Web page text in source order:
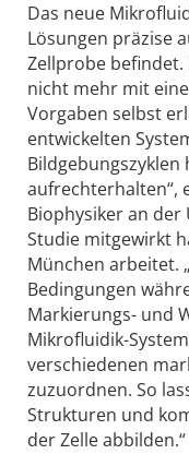
Das neue
Lösungen präzise
Zellprobe befindet.
nicht mehr mit
Vorgaben selbst
entwickelten
aufrechterhalten“,
Biophysiker an
Studie mitgewirkt
München arbeitet.
Bedingungen
Markierungs- und
Mikrofluidik-
verschiedenen
zuzuordnen. So
Strukturen und
der Zelle abbilden.“